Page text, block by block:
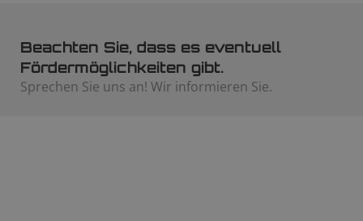
Beachten Sie, dass es eventuell
Fördermöglichkeiten gibt.
Sprechen Sie uns an! Wir informieren Sie.